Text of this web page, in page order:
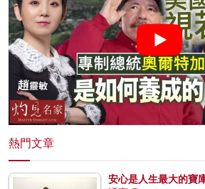
熱門文章
安心是人生最大的寶